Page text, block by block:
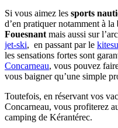
Si vous aimez les sports
d’en pratiquer notamment à la
Fouesnant mais aussi sur
jet-ski, en passant par le
les sensations fortes sont
Concarneau, vous pouvez
vous baigner qu’une simple
Toutefois, en réservant vos
Concarneau, vous profiterez
camping de Kérantérec.